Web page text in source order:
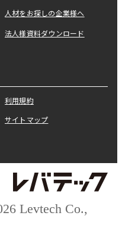
人材をお探しの企業様へ
法人様資料ダウンロード
利用規約
サイトマップ
Levtech Co.,